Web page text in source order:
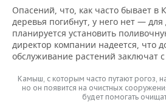
Опасений, что, как часто бывает
деревья погибнут, у него нет — для
планируется установить
директор компании надеется, что
обслуживание растений заключат
Камыш, с которым часто путают рогоз,
но он появится на очистных
будет помогать